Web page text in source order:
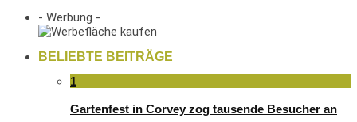
- Werbung -
BELIEBTE BEITRÄGE
1
Gartenfest in Corvey zog tausende Besucher an